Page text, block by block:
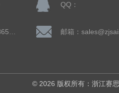
QQ：
邮箱：
© 2026 版权所有：浙江赛